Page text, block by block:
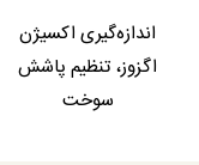
اندازه‌گیری اکسیژن
اگزوز، تنظیم پاشش
سوخت